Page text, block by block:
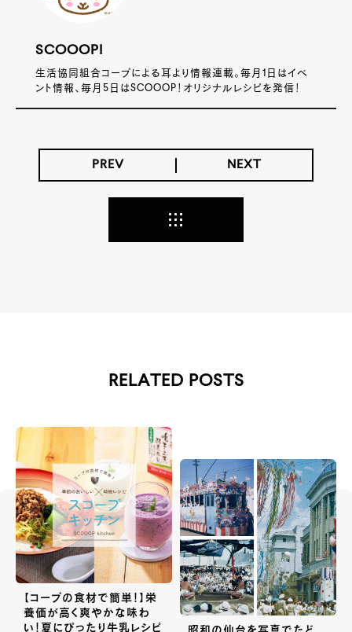
SCOOOP!
生活協同組合コープによる耳より情報連載。毎月1日はイベ
ント情報、毎月5日はSCOOOP！オリジナルレシピを発信！
PREV NEXT
RELATED POSTS
【コープの食材で簡単！】栄
養価が高く爽やかな味わ
い！夏にぴったり牛乳レシピ